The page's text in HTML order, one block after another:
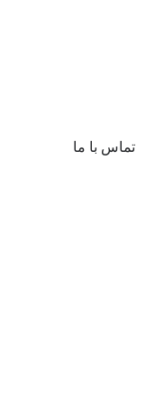
تماس با ما